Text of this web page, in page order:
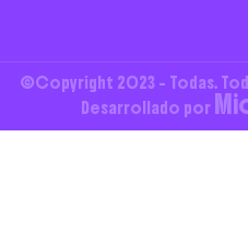
©Copyright 2023 - Todas.
Desarrollado por